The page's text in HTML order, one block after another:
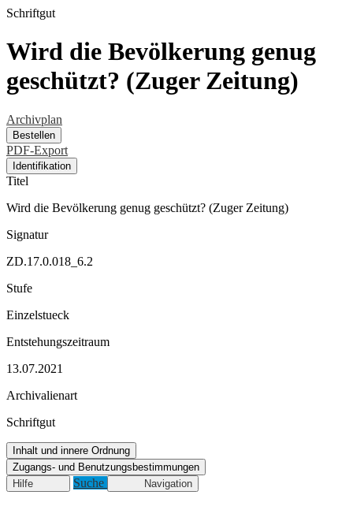
Schriftgut
Wird die Bevölkerung genug
geschützt? (Zuger Zeitung)
Archivplan
Bestellen
PDF-Export
Identifikation
Titel
Wird die Bevölkerung genug geschützt? (Zuger Zeitung)
Signatur
ZD.17.0.018_6.2
Stufe
Einzelstueck
Entstehungszeitraum
13.07.2021
Archivalienart
Schriftgut
Inhalt und innere Ordnung
Zugangs- und Benutzungsbestimmungen
Hilfe
Suche Navigation